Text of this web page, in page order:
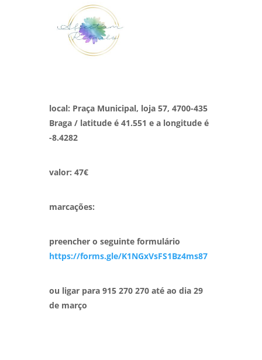
local: Praça Municipal, loja 57, 4700-435
Braga / latitude é 41.551 e a longitude é
-8.4282
valor: 47€
marcações:
preencher o seguinte formulário
https://forms.gle/K1NGxVsFS1Bz4ms87
ou ligar para 915 270 270 até ao dia 29
de março